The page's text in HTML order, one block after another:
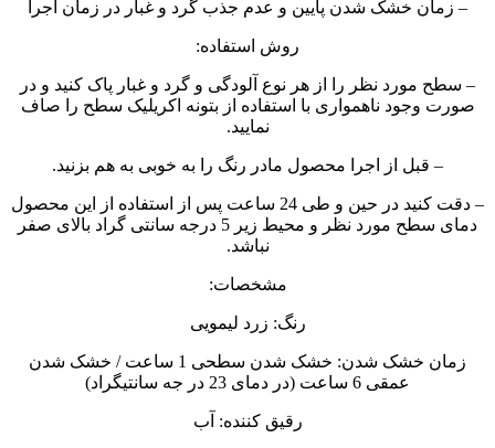
– زمان خشک شدن پایین و عدم جذب گرد و غبار در زمان اجرا
روش استفاده:
– سطح مورد نظر را از هر نوع آلودگی و گرد و غبار پاک کنید و در
صورت وجود ناهمواری با استفاده از بتونه اکریلیک سطح را صاف
نمایید.
– قبل از اجرا محصول مادر رنگ را به خوبی به هم بزنید.
– دقت کنید در حین و طی 24 ساعت پس از استفاده از این محصول
دمای سطح مورد نظر و محیط زیر 5 درجه سانتی گراد بالای صفر
نباشد.
مشخصات:
رنگ: زرد لیمویی
زمان خشک شدن: خشک شدن سطحی 1 ساعت / خشک شدن
عمقی 6 ساعت (در دمای 23 در جه سانتیگراد)
رقیق کننده: آب